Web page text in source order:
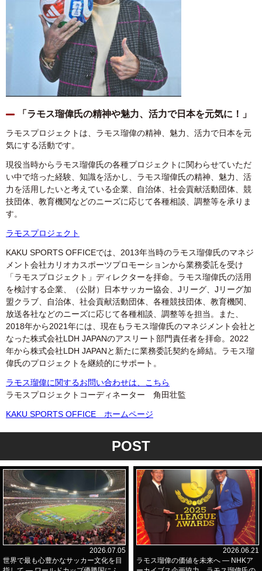
「ラモス瑠偉氏の精神や魅力、活力で日本を元気に！」
ラモスプロジェクトは、ラモス瑠偉の精神、魅力、活力で日本を元
気にする活動です。
現役当時からラモス瑠偉氏の各種プロジェクトに関わらせていただ
い中で培った経験、知識を活かし、ラモス瑠偉氏の精神、魅力、活
力を活用したいと考えている企業、自治体、社会貢献活動団体、競
技団体、教育機関などのニーズに応じて各種相談、調整等を承りま
す。
ラモスプロジェクト
KAKU SPORTS OFFICEでは、2013年当時のラモス瑠偉氏のマネジ
メント会社カリオカスポーツプロモーションから業務委託を受け
「ラモスプロジェクト」ディレクターを拝命。ラモス瑠偉氏の活用
を検討する企業、（公財）日本サッカー協会、Jリーグ、Jリーグ加
盟クラブ、自治体、社会貢献活動団体、各種競技団体、教育機関、
放送各社などのニーズに応じて各種相談、調整等を担当。また、
2018年から2021年には、現在もラモス瑠偉氏のマネジメント会社と
なった株式会社LDH JAPANのアスリート部門責任者を拝命。2022
年から株式会社LDH JAPANと新たに業務委託契約を締結。ラモス瑠
偉氏のプロジェクトを継続的にサポート。
ラモス瑠偉に関するお問い合わせは、こちら
ラモスプロジェクトコーディネーター 角田壮監
KAKU SPORTS OFFICE ホームページ
POST
2026.07.05
世界で最も心豊かなサッカー文化を目
2026.06.21
ラモス瑠偉の価値を未来へ ― NHKア